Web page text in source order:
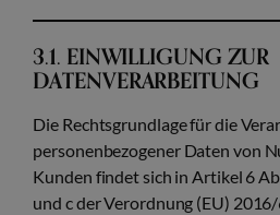
3.1. EINWILLIGUNG ZUR
DATENVERARBEITUNG
Die Rechtsgrundlage für die
personenbezogener Daten von
Kunden findet sich in Artikel 6
und c der Verordnung (EU)